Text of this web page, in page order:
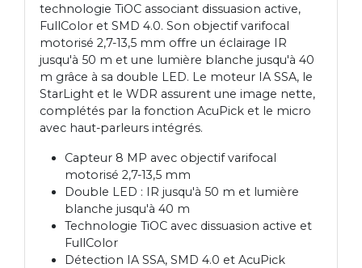
technologie TiOC associant dissuasion active,
FullColor et SMD 4.0. Son objectif varifocal
motorisé 2,7-13,5 mm offre un éclairage IR
jusqu'à 50 m et une lumière blanche jusqu'à 40
m grâce à sa double LED. Le moteur IA SSA, le
StarLight et le WDR assurent une image nette,
complétés par la fonction AcuPick et le micro
avec haut-parleurs intégrés.
Capteur 8 MP avec objectif varifocal
motorisé 2,7-13,5 mm
Double LED : IR jusqu'à 50 m et lumière
blanche jusqu'à 40 m
Technologie TiOC avec dissuasion active et
FullColor
Détection IA SSA, SMD 4.0 et AcuPick